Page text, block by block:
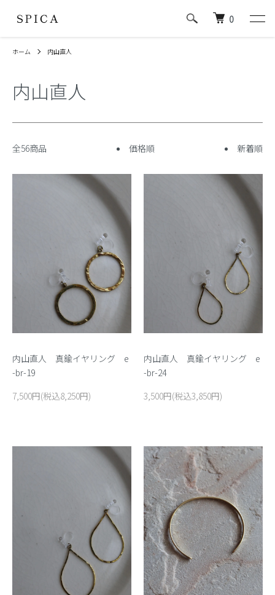
0
ホーム 内山直人
内山直人
全56商品 価格順 新着順
内山直人 真鍮イヤリング e
-br-19
7,500円(税込8,250円)
内山直人 真鍮イヤリング e
-br-24
3,500円(税込3,850円)